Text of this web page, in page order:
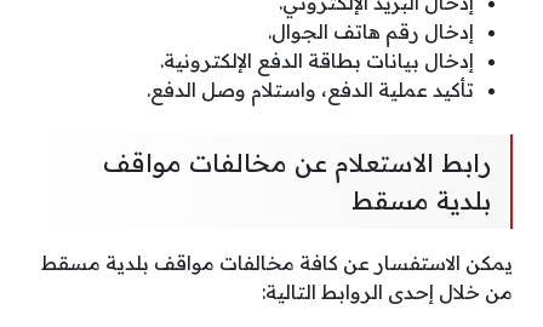
إدخال رقم هاتف الجوال.
إدخال بيانات بطاقة الدفع الإلكترونية.
تأكيد عملية الدفع، واستلام وصل الدفع.
رابط الاستعلام عن مخالفات مواقف
بلدية مسقط
يمكن الاستفسار عن كافة مخالفات مواقف بلدية مسقط
من خلال إحدى الروابط التالية: